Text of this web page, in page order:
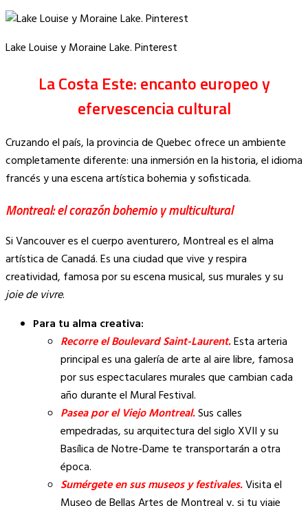
Lake Louise y Moraine Lake. Pinterest
La Costa Este: encanto europeo y
efervescencia cultural
Cruzando el país, la provincia de Quebec ofrece un ambiente
completamente diferente: una inmersión en la historia, el idioma
francés y una escena artística bohemia y sofisticada.
Montreal: el corazón bohemio y multicultural
Si Vancouver es el cuerpo aventurero, Montreal es el alma
artística de Canadá. Es una ciudad que vive y respira
creatividad, famosa por su escena musical, sus murales y su
joie de vivre.
Para tu alma creativa:
Recorre el Boulevard Saint-Laurent.Esta arteria
principal es una galería de arte al aire libre, famosa
por sus espectaculares murales que cambian cada
año durante el Mural Festival.
Pasea por el Viejo Montreal.Sus calles
empedradas, su arquitectura del siglo XVII y su
Basílica de Notre-Dame te transportarán a otra
época.
Sumérgete en sus museos y festivales.Visita el